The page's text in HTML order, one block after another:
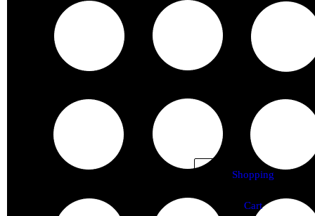
Shopping
Cart